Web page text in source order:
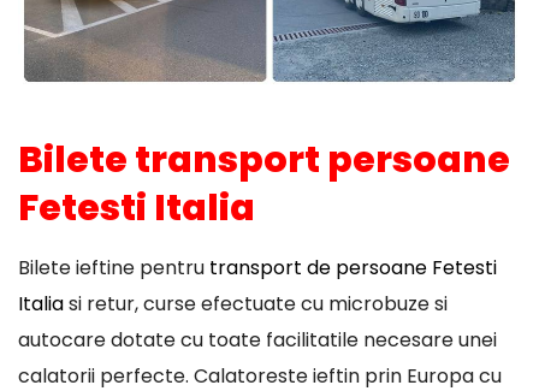
Bilete transport persoane
Fetesti Italia
Bilete ieftine pentru transport de persoane Fetesti
Italiasi retur, curse efectuate cu microbuze si
autocare dotate cu toate facilitatile necesare unei
calatorii perfecte. Calatoreste ieftin prin Europa cu